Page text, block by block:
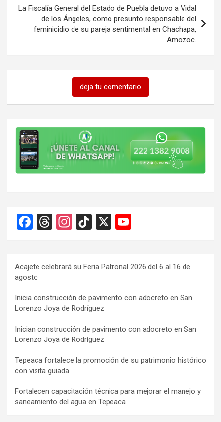
La Fiscalía General del Estado de Puebla detuvo a Vidal
de los Ángeles, como presunto responsable del
feminicidio de su pareja sentimental en Chachapa,
Amozoc.
deja tu comentario
F
a
b
o
o
k
T
hr
a
d
s
In
st
gr
a
m
Ti
k
o
k
X
o
T
u
b
e
C
h
a
n
n
el
Acajete celebrará su Feria Patronal 2026 del 6 al 16 de
agosto
Inicia construcción de pavimento con adocreto en San
Lorenzo Joya de Rodríguez
Inician construcción de pavimento con adocreto en San
Lorenzo Joya de Rodríguez
Tepeaca fortalece la promoción de su patrimonio histórico
con visita guiada
Fortalecen capacitación técnica para mejorar el manejo y
saneamiento del agua en Tepeaca